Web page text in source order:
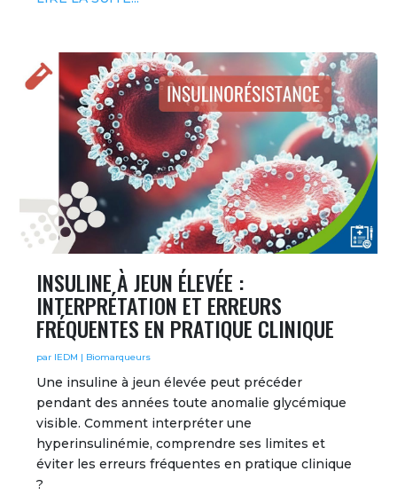
INSULINE À JEUN ÉLEVÉE :
INTERPRÉTATION ET ERREURS
FRÉQUENTES EN PRATIQUE CLINIQUE
par IEDM | Biomarqueurs
Une insuline à jeun élevée peut précéder
pendant des années toute anomalie glycémique
visible. Comment interpréter une
hyperinsulinémie, comprendre ses limites et
éviter les erreurs fréquentes en pratique clinique
?